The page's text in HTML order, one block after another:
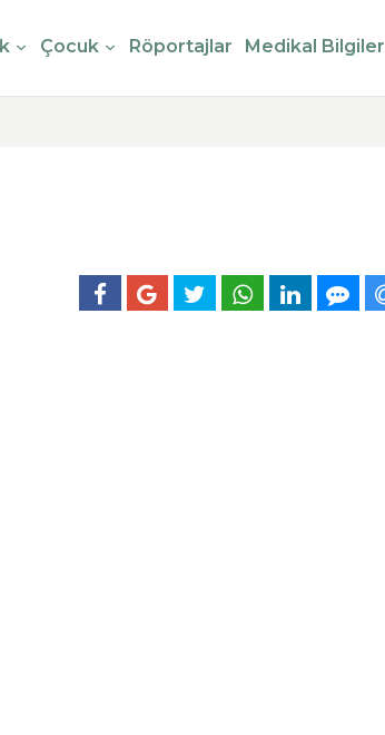
Çocuk Röportajlar Medikal Bilgiler